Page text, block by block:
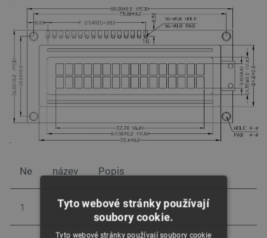
Ne název Popis
1 VSS Hmotnost
Tyto webové stránky používají
soubory cookie.
Tyto webové stránky používají soubory cookie